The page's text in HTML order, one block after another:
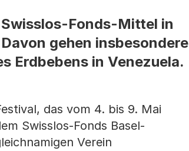
Fonds-Mittel in
gehen insbesondere
Erdbebens in Venezuela.
das vom 4. bis 9. Mai
Swisslos-Fonds Basel-
Verein